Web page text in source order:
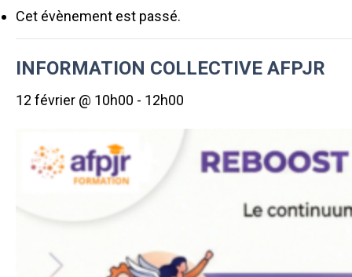
Cet évènement est passé.
INFORMATION COLLECTIVE AFPJR
12 février @ 10h00 - 12h00